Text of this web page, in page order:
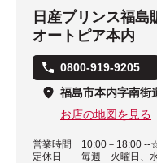
日産プリンス福島
オートピア本内
0800-919-9205
福島市本内字南街
お店の地図を見る
営業時間
10:00－18:00 --
定休日
毎週 火曜日、